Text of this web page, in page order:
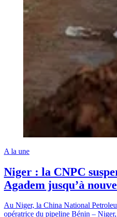
A la une
Niger : la CNPC
Agadem jusqu’à
Au Niger, la China National
opératrice du pipeline Bénin –